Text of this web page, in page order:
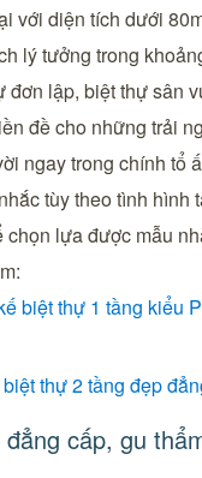
với diện tích dưới
lý tưởng trong
đơn lập, biệt thự sân
đề cho những trải
ngay trong chính tổ
tùy theo tình hình
chọn lựa được mẫu
biệt thự 1 tầng kiểu
thự 2 tầng đẹp
cấp, gu